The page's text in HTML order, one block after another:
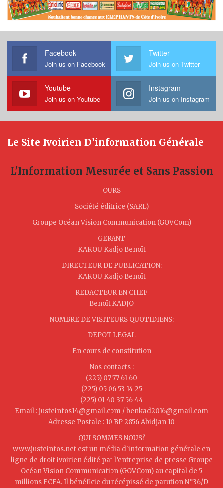
Facebook
Join us on Facebook
Twitter
Join us on Twitter
Youtube
Join us on Youtube
Instagram
Join us on Instagram
Le Site Ivoirien D’information Générale
L'Information Mesurée et Sans Passion
OURS
Société éditrice (SARL)
Groupe Océan Vision Communication (GOVCom)
GERANT
KAKOU Kadjo Benoît
DIRECTEUR DE PUBLICATION:
KAKOU Kadjo Benoît
REDACTEUR EN CHEF
Benoît KADJO
NOMBRE DE VISITEURS QUOTIDIENS:
DEPOT LEGAL
En cours de constitution
Nos contacts :
(225) 07 77 61 60
(225) 05 06 53 14 25
(225) 01 40 37 56 44
Email : justeinfos14@gmail.com / benkad2016@gmail.com
Adresse Postale : 10 BP 2856 Abidjan 10
QUI SOMMES NOUS?
www.justeinfos.net est un média d'information générale en
ligne de droit ivoirien édité par l’entreprise de presse Groupe
Océan Vision Communication (GOVCom) au capital de 5
millions FCFA. Il bénéficie du récépissé de parution N°36/D